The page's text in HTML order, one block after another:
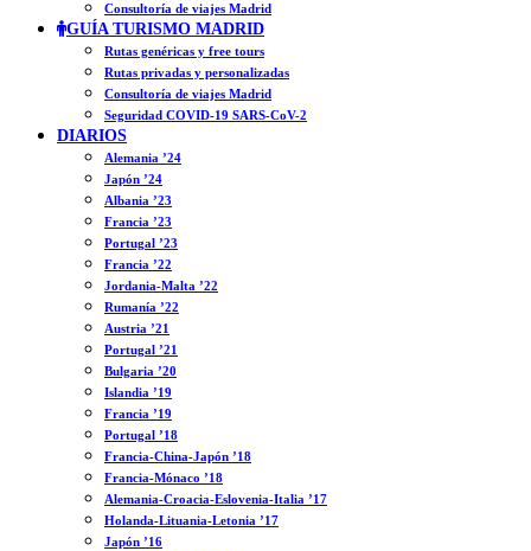
Consultoría de viajes Madrid
GUÍA TURISMO MADRID
Rutas genéricas y free tours
Rutas privadas y personalizadas
Consultoría de viajes Madrid
Seguridad COVID-19 SARS-CoV-2
DIARIOS
Alemania ’24
Japón ’24
Albania ’23
Francia ’23
Portugal ’23
Francia ’22
Jordania-Malta ’22
Rumanía ’22
Austria ’21
Portugal ’21
Bulgaria ’20
Islandia ’19
Francia ’19
Portugal ’18
Francia-China-Japón ’18
Francia-Mónaco ’18
Alemania-Croacia-Eslovenia-Italia ’17
Holanda-Lituania-Letonia ’17
Japón ’16